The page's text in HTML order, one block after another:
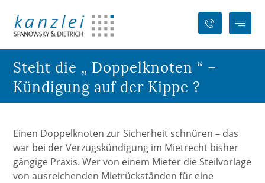
Steht die „ Doppelknoten “ –
Kündigung auf der Kippe ?
Einen Doppelknoten zur Sicherheit schnüren – das
war bei der Verzugskündigung im Mietrecht bisher
gängige Praxis. Wer von einem Mieter die Steilvorlage
von ausreichenden Mietrückständen für eine